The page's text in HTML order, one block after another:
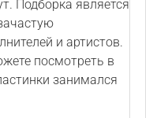
Подборка является
и артистов.
посмотреть в
занимался